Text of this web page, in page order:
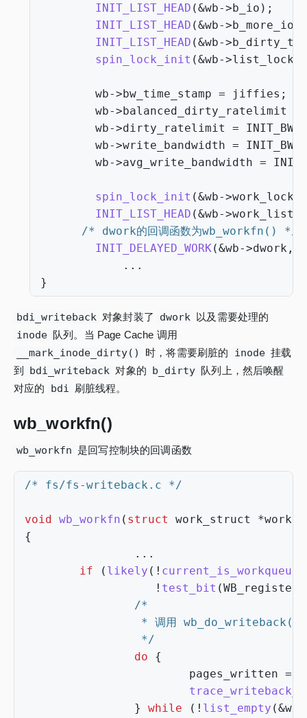
INIT_LIST_HEAD (&wb->b_io );
INIT_LIST_HEAD (&wb->b_more_io
INIT_LIST_HEAD (&wb->
spin_lock_init (&wb->list_lock
wb->bw_time_stamp = jiffies ;
wb->balanced_dirty_ratelimit
wb->dirty_ratelimit = INIT_BW
wb->write_bandwidth = INIT_BW
wb->avg_write_bandwidth =
spin_lock_init (&wb->work_lock
INIT_LIST_HEAD (&wb->work_list
/* dwork的回调函数为wb_workfn() */
INIT_DELAYED_WORK (&wb->dwork ,
...
}
bdi_writeback 对象封装了 dwork 以及需要处理的
inode 队列。当 Page Cache 调用
__mark_inode_dirty() 时，将需要刷脏的 inode 挂载
到
bdi_writeback 对象的 b_dirty 队列上，然后唤醒
对应的
bdi 刷脏线程。
wb_workfn()
wb_workfn 是回写控制块的回调函数
/* fs/fs-writeback.c */
void wb_workfn ( struct work_struct *work
{
...
if
( likely ( !
! test_bit (
                 */
do
{
pages_written =
}
while ( ! list_empty (&wb